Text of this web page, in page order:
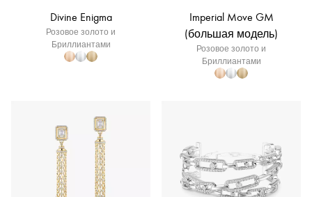
Divine Enigma
Розовое золото и
Бриллиантами
Imperial Move GM
(большая модель)
Розовое золото и
Бриллиантами